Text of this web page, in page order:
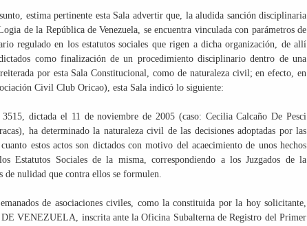
estima pertinente esta Sala advertir que, la aludida sanción disciplinaria
de la República de Venezuela, se encuentra vinculada con parámetros de
regulado en los estatutos sociales que rigen a dicha organización, de allí
como finalización de un procedimiento disciplinario dentro de una
por esta Sala Constitucional, como de naturaleza civil; en efecto, en
Civil Club Oricao), esta Sala indicó lo siguiente:
dictada el 11 de noviembre de 2005 (caso: Cecilia Calcaño De Pesci
ha determinado la naturaleza civil de las decisiones adoptadas por las
estos actos son dictados con motivo del acaecimiento de unos hechos
Estatutos Sociales de la misma, correspondiendo a los Juzgados de la
nulidad que contra ellos se formulen.
de asociaciones civiles, como la constituida por la hoy solicitante,
VENEZUELA, inscrita ante la Oficina Subalterna de Registro del Primer